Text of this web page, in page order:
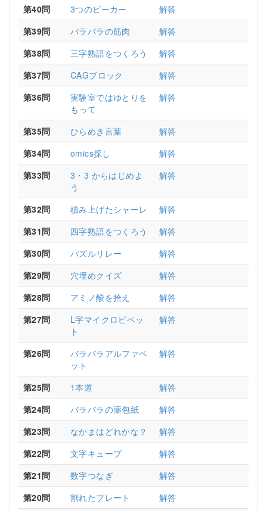
第40問
3つのビーカー
解答
第39問
バラバラの筋肉
解答
第38問
三字熟語をつくろう
解答
第37問
CAGブロック
解答
第36問
実験室ではゆとりを
もって
解答
第35問 ひらめき言葉
解答
第34問
omics探し
解答
第33問
3・3 からはじめよ
う
解答
第32問 積み上げたシャーレ
解答
第31問
四字熟語をつくろう
解答
第30問
パズルリレー
解答
第29問
穴埋めクイズ
解答
第28問
アミノ酸を拾え
解答
第27問
L字マイクロピペッ
ト
解答
第26問
バラバラアルファベ
ット
解答
第25問 1本道
解答
第24問
バラバラの薬包紙
解答
第23問
なかまはどれかな？
解答
第22問
文字キューブ
解答
第21問
数字つなぎ
解答
第20問
割れたプレート
解答